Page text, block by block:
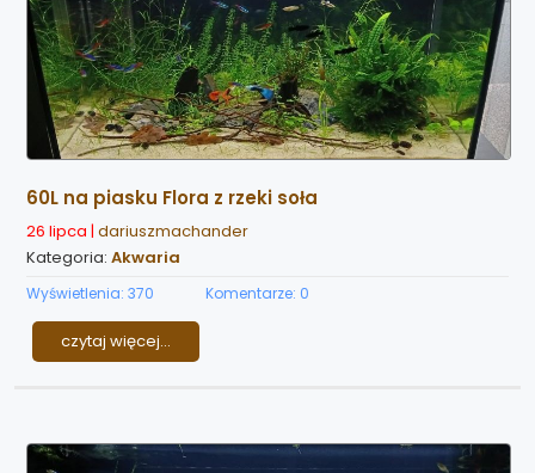
60L na piasku Flora z rzeki soła
26 lipca | dariuszmachander
Kategoria: Akwaria
Wyświetlenia: 370 Komentarze: 0
czytaj więcej...